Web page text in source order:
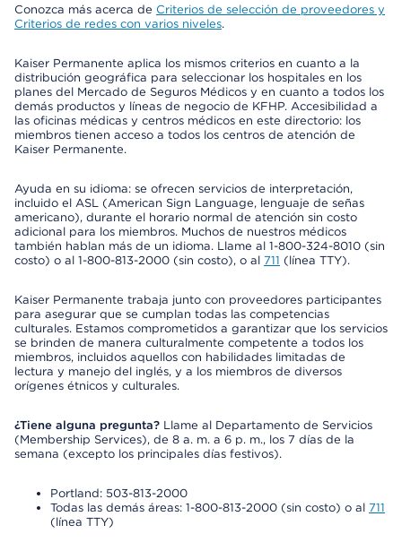
Conozca más acerca de Criterios de selección de proveedores y
Criterios de redes con varios niveles.
Kaiser Permanente aplica los mismos criterios en cuanto a la
distribución geográfica para seleccionar los hospitales en los
planes del Mercado de Seguros Médicos y en cuanto a todos los
demás productos y líneas de negocio de KFHP. Accesibilidad a
las oficinas médicas y centros médicos en este directorio: los
miembros tienen acceso a todos los centros de atención de
Kaiser Permanente.
Ayuda en su idioma: se ofrecen servicios de interpretación,
incluido el ASL (American Sign Language, lenguaje de señas
americano), durante el horario normal de atención sin costo
adicional para los miembros. Muchos de nuestros médicos
también hablan más de un idioma. Llame al 1-800-324-8010 (sin
costo) o al 1-800-813-2000 (sin costo), o al 711 (línea TTY).
Kaiser Permanente trabaja junto con proveedores participantes
para asegurar que se cumplan todas las competencias
culturales. Estamos comprometidos a garantizar que los servicios
se brinden de manera culturalmente competente a todos los
miembros, incluidos aquellos con habilidades limitadas de
lectura y manejo del inglés, y a los miembros de diversos
orígenes étnicos y culturales.
¿Tiene alguna pregunta? Llame al Departamento de Servicios
(Membership Services), de 8 a. m. a 6 p. m., los 7 días de la
semana (excepto los principales días festivos).
Portland: 503-813-2000
Todas las demás áreas: 1-800-813-2000 (sin costo) o al 711
(línea TTY)